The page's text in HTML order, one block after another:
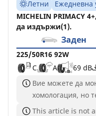
Летни
Ежедневна
MICHELIN PRIMACY
да издържи(1).
Заден
225/50R16 92W
C
A
69 dB
Вие можете да
хомологация, но
This article is not